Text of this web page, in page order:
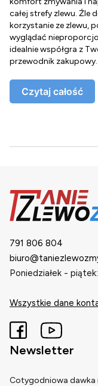
całej strefy zlewu. Źle
korzystanie ze zlewu,
wyglądać
idealnie współgra z
przewodnik zakupowy.
Czytaj całość
791 806 804
Poniedziałek -
Wszystkie dane
Newsletter
Cotygodniowa dawka